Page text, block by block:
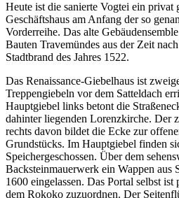
Heute ist die sanierte Vogtei ein privat
Geschäftshaus am Anfang der so
Vorderreihe. Das alte
Bauten Travemündes aus der Zeit
Stadtbrand des Jahres 1522.
Das Renaissance-Giebelhaus ist
Treppengiebeln vor dem Satteldach
Hauptgiebel links betont die
dahinter liegenden Lorenzkirche. Der
rechts davon bildet die Ecke zur
Grundstücks. Im Hauptgiebel finden
Speichergeschossen. Über dem
Backsteinmauerwerk ein Wappen aus
1600 eingelassen. Das Portal selbst
dem Rokoko zuzuordnen. Der